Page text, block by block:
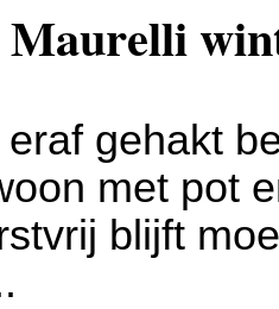
Maurelli
gehakt
met pot
blijft